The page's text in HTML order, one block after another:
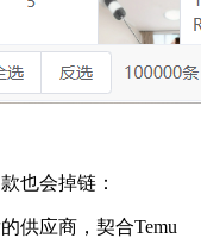
也会掉链：
供应商，契合Temu